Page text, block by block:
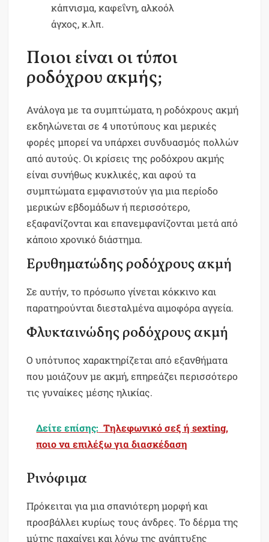
κάπνισμα, καφεΐνη, αλκοόλ
άγχος, κ.λπ.
Ποιοι είναι οι τύποι
ροδόχρου ακμής;
Ανάλογα με τα συμπτώματα, η ροδόχρους ακμή
εκδηλώνεται σε 4 υποτύπους και μερικές
φορές μπορεί να υπάρχει συνδυασμός πολλών
από αυτούς. Οι κρίσεις της ροδόχρου ακμής
είναι συνήθως κυκλικές, και αφού τα
συμπτώματα εμφανιστούν για μια περίοδο
μερικών εβδομάδων ή περισσότερο,
εξαφανίζονται και επανεμφανίζονται μετά από
κάποιο χρονικό διάστημα.
Ερυθηματώδης ροδόχρους ακμή
Σε αυτήν, το πρόσωπο γίνεται κόκκινο και
παρατηρούνται διεσταλμένα αιμοφόρα αγγεία.
Φλυκταινώδης ροδόχρους ακμή
Ο υπότυπος χαρακτηρίζεται από εξανθήματα
που μοιάζουν με ακμή, επηρεάζει περισσότερο
τις γυναίκες μέσης ηλικίας.
Δείτε επίσης: Τηλεφωνικό σεξ ή sexting,
ποιο να επιλέξω για διασκέδαση
Ρινόφιμα
Πρόκειται για μια σπανιότερη μορφή και
προσβάλλει κυρίως τους άνδρες. Το δέρμα της
μύτης παχαίνει και λόγω της ανάπτυξης